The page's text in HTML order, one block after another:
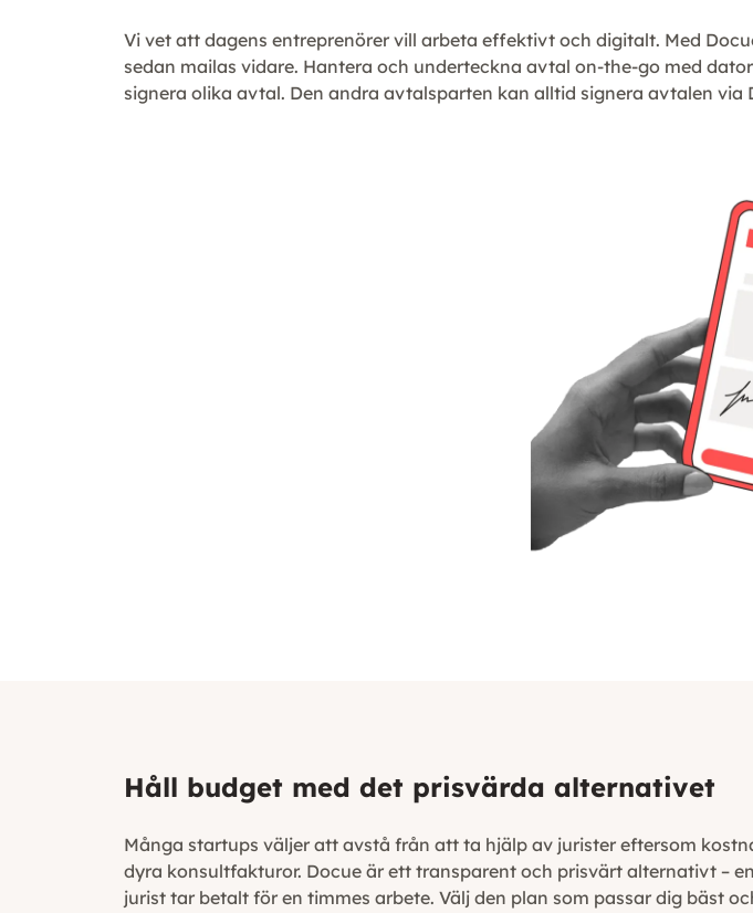
Vi vet att dagens entreprenörer vill arbeta effektivt och digitalt. Med
sedan mailas vidare. Hantera och underteckna avtal on-the-go med
signera olika avtal. Den andra avtalsparten kan alltid signera avtalen
Håll budget med det prisvärda alternativet
Många startups väljer att avstå från att ta hjälp av jurister eftersom
dyra konsultfakturor. Docue är ett transparent och prisvärt alternativt –
jurist tar betalt för en timmes arbete. Välj den plan som passar dig bäst